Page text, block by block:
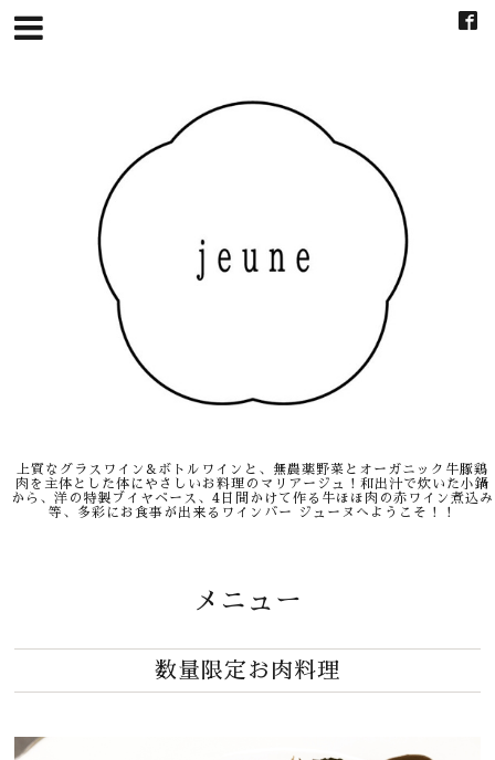
上質なグラスワイン&ボトルワインと、無農薬野菜とオーガニック牛豚鶏
肉を主体とした体にやさしいお料理のマリアージュ！和出汁で炊いた小鍋
から、洋の特製ブイヤベース、4日間かけて作る牛ほほ肉の赤ワイン煮込み
等、多彩にお食事が出来るワインバー ジューヌへようこそ！！
メニュー
数量限定お肉料理